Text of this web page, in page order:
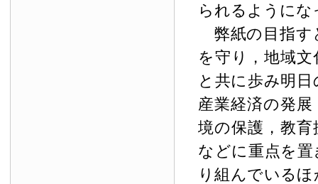
られるように
弊紙の目指す
を守り，地域
と共に歩み明
産業経済の発
境の保護，教
などに重点を
り組んでいる